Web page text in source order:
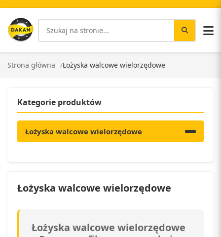
Strona główna Łożyska walcowe wielorzędowe
Kategorie produktów
Łożyska walcowe wielorzędowe
Łożyska walcowe wielorzędowe
Łożyska walcowe wielorzędowe